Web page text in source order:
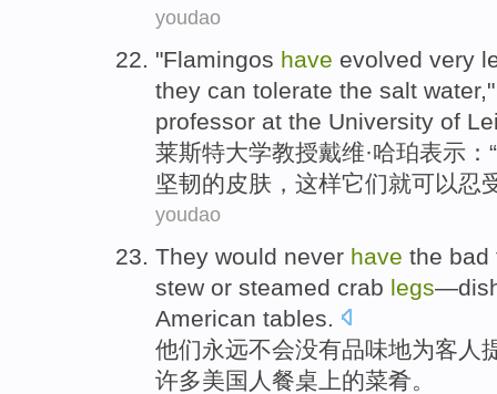
youdao
"Flamingos have evolved very
they can tolerate the salt water
professor at the University of
莱斯特大学教授戴维·哈珀表示：“
坚韧的皮肤 ， 这样它们就可以忍
youdao
They would never have the bad
stew or steamed crab legs—
American tables
他们永远不会没有品味地为客人
许多美国人餐桌上的菜肴 。